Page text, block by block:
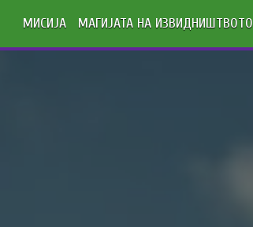
МИСИЈА МАГИЈАТА НА ИЗВИДНИШТВОТО